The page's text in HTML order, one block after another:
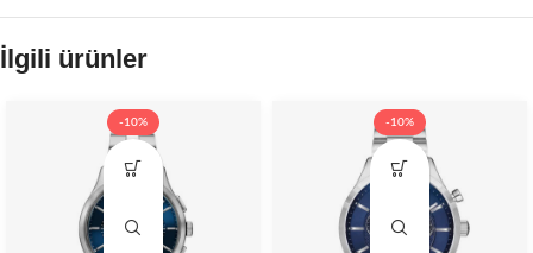
İlgili ürünler
-10% -10%